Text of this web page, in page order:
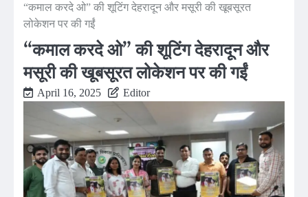
“कमाल करदे ओ” की शूटिंग देहरादून और मसूरी की खूबसूरत
लोकेशन पर की गईं
“कमाल करदे ओ” की शूटिंग देहरादून और
मसूरी की खूबसूरत लोकेशन पर की गईं
April 16, 2025 Editor